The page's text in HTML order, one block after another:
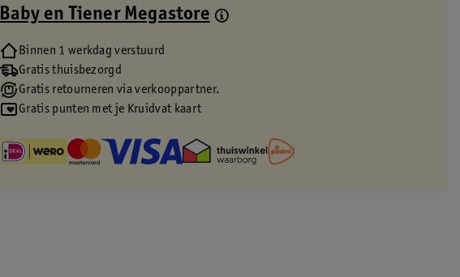
Baby en Tiener Megastore
Binnen 1 werkdag verstuurd
Gratis thuisbezorgd
Gratis retourneren via verkooppartner.
Gratis punten met je Kruidvat kaart